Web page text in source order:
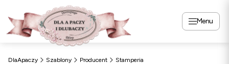
Menu
DlaApaczy Szablony Producent Stamperia